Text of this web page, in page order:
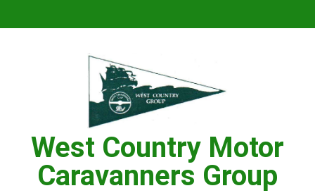
West Country Motor
Caravanners Group